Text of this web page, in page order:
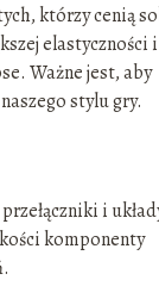
którzy cenią
elastyczności i
Ważne jest, aby
stylu gry.
i
komponenty